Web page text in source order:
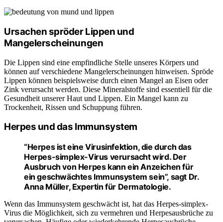
Ursachen spröder Lippen und
Mangelerscheinungen
Die Lippen sind eine empfindliche Stelle unseres Körpers und
können auf verschiedene Mangelerscheinungen hinweisen. Spröde
Lippen können beispielsweise durch einen Mangel an Eisen oder
Zink verursacht werden. Diese Mineralstoffe sind essentiell für die
Gesundheit unserer Haut und Lippen. Ein Mangel kann zu
Trockenheit, Rissen und Schuppung führen.
Herpes und das Immunsystem
“Herpes ist eine Virusinfektion, die durch das
Herpes-simplex-Virus verursacht wird. Der
Ausbruch von Herpes kann ein Anzeichen für
ein geschwächtes Immunsystem sein”, sagt Dr.
Anna Müller, Expertin für Dermatologie.
Wenn das Immunsystem geschwächt ist, hat das Herpes-simplex-
Virus die Möglichkeit, sich zu vermehren und Herpesausbrüche zu